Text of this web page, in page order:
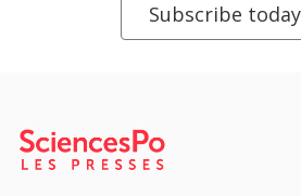
Subscribe today